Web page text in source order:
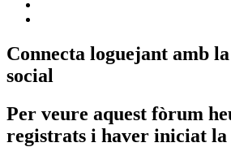
Connecta loguejant amb
social
Per veure aquest fòrum
registrats i haver iniciat la